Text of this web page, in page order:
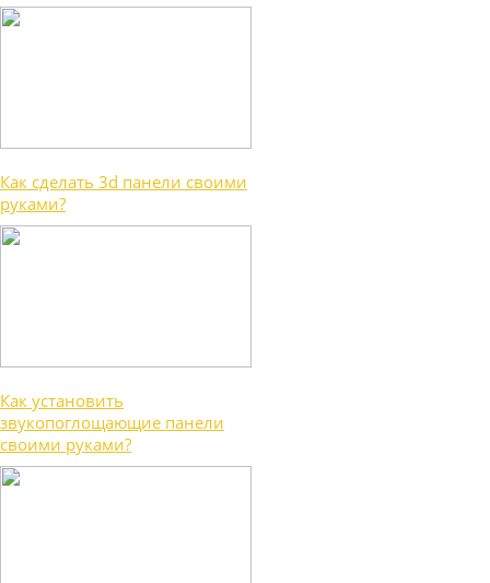
Как сделать 3d панели своими
руками?
Как установить
звукопоглощающие панели
своими руками?